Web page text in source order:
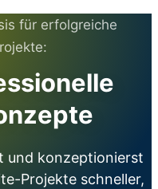
für erfolgreiche
und konzeptionierst
Projekte schneller,